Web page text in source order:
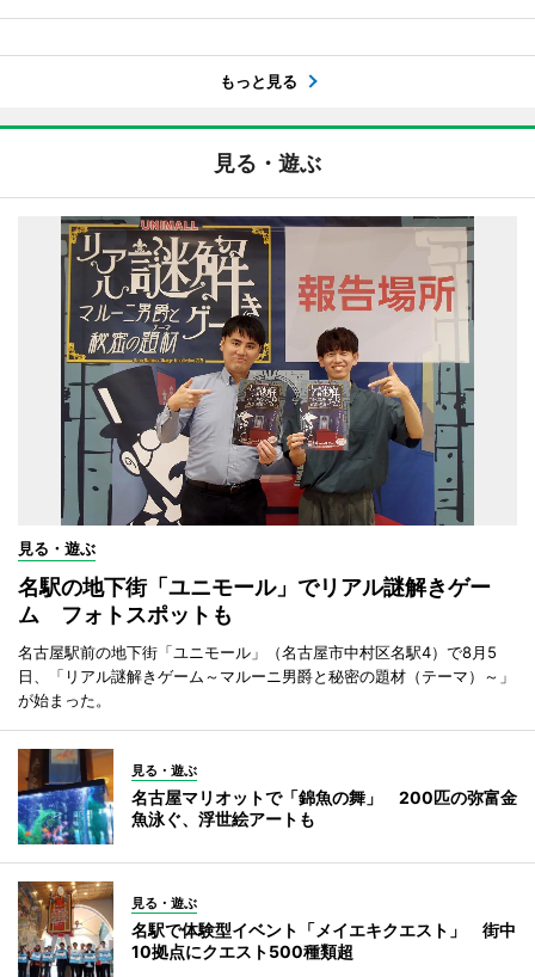
もっと見る
見る・遊ぶ
見る・遊ぶ
名駅の地下街「ユニモール」でリアル謎解きゲー
ム フォトスポットも
名古屋駅前の地下街「ユニモール」（名古屋市中村区名駅4）で8月5
日、「リアル謎解きゲーム～マルーニ男爵と秘密の題材（テーマ）～」
が始まった。
見る・遊ぶ
名古屋マリオットで「錦魚の舞」 200匹の弥富金
魚泳ぐ、浮世絵アートも
見る・遊ぶ
名駅で体験型イベント「メイエキクエスト」 街中
10拠点にクエスト500種類超